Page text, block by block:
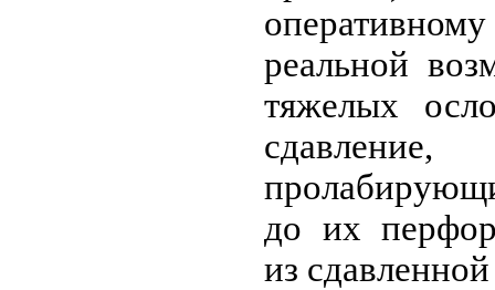
реальной
тяжелых
до их
из